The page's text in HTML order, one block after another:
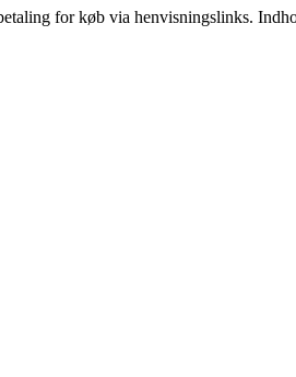
for køb via henvisningslinks.